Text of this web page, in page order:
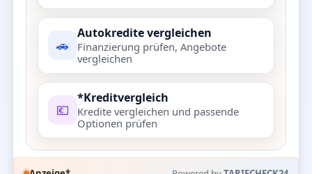
🚗
Autokredite vergleichen
Finanzierung prüfen, Angebote
vergleichen
💶
*Kreditvergleich
Kredite vergleichen und passende
Optionen prüfen